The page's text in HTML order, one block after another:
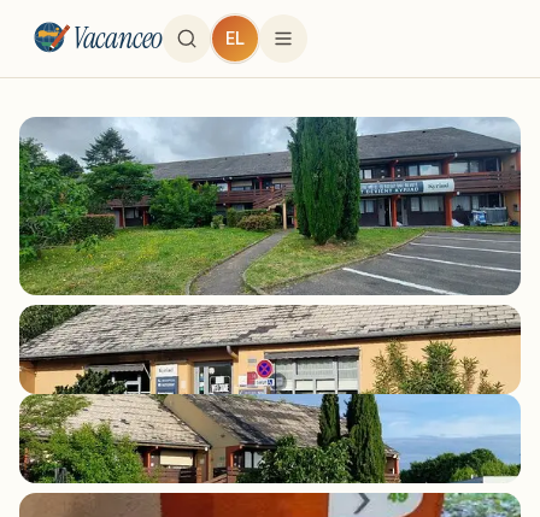
Vacanceo EL